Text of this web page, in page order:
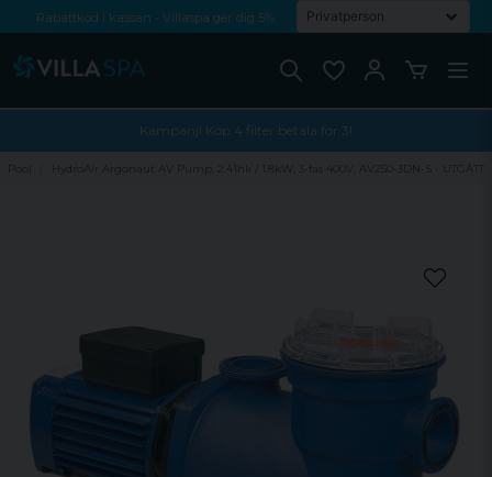
Rabattkod i kassan - Villaspa ger dig 5%
Kampanj! Köp 4 filter betala för 3!
HydroAir Argonaut AV Pump, 2.41hk / 1.8kW, 3-fas 400V, AV250-3DN-S - UTGÅTT